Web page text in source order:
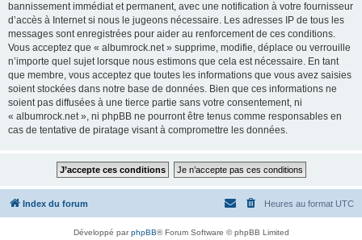
bannissement immédiat et permanent, avec une notification à votre fournisseur
d’accès à Internet si nous le jugeons nécessaire. Les adresses IP de tous les
messages sont enregistrées pour aider au renforcement de ces conditions.
Vous acceptez que « albumrock.net » supprime, modifie, déplace ou verrouille
n’importe quel sujet lorsque nous estimons que cela est nécessaire. En tant
que membre, vous acceptez que toutes les informations que vous avez saisies
soient stockées dans notre base de données. Bien que ces informations ne
soient pas diffusées à une tierce partie sans votre consentement, ni
« albumrock.net », ni phpBB ne pourront être tenus comme responsables en
cas de tentative de piratage visant à compromettre les données.
Index du forum Heures au format UTC
Développé parphpBB® Forum Software © phpBB Limited